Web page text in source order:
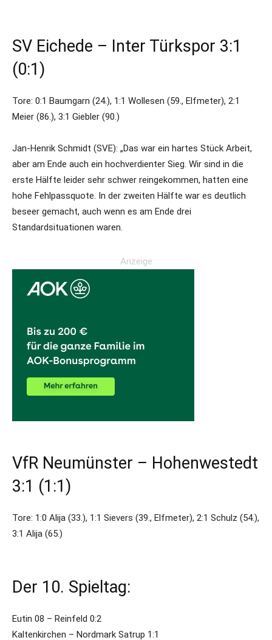
SV Eichede – Inter Türkspor 3:1
(0:1)
Tore: 0:1 Baumgarn (24.), 1:1 Wollesen (59., Elfmeter), 2:1
Meier (86.), 3:1 Giebler (90.)
Jan-Henrik Schmidt (SVE): „Das war ein hartes Stück Arbeit,
aber am Ende auch ein hochverdienter Sieg. Wir sind in die
erste Hälfte leider sehr schwer reingekommen, hatten eine
hohe Fehlpassquote. In der zweiten Hälfte war es deutlich
beseer gemacht, auch wenn es am Ende drei
Standardsituationen waren.
Anzeige
VfR Neumünster – Hohenwestedt
3:1 (1:1)
Tore: 1:0 Alija (33.), 1:1 Sievers (39., Elfmeter), 2:1 Schulz (54.),
3:1 Alija (65.)
Der 10. Spieltag:
Eutin 08 – Reinfeld 0:2
Kaltenkirchen – Nordmark Satrup 1:1